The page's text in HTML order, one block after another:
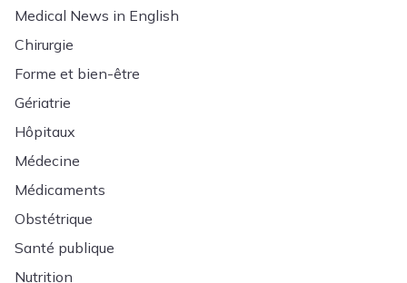
Medical News in English
Chirurgie
Forme et bien-être
Gériatrie
Hôpitaux
Médecine
Médicaments
Obstétrique
Santé publique
Nutrition